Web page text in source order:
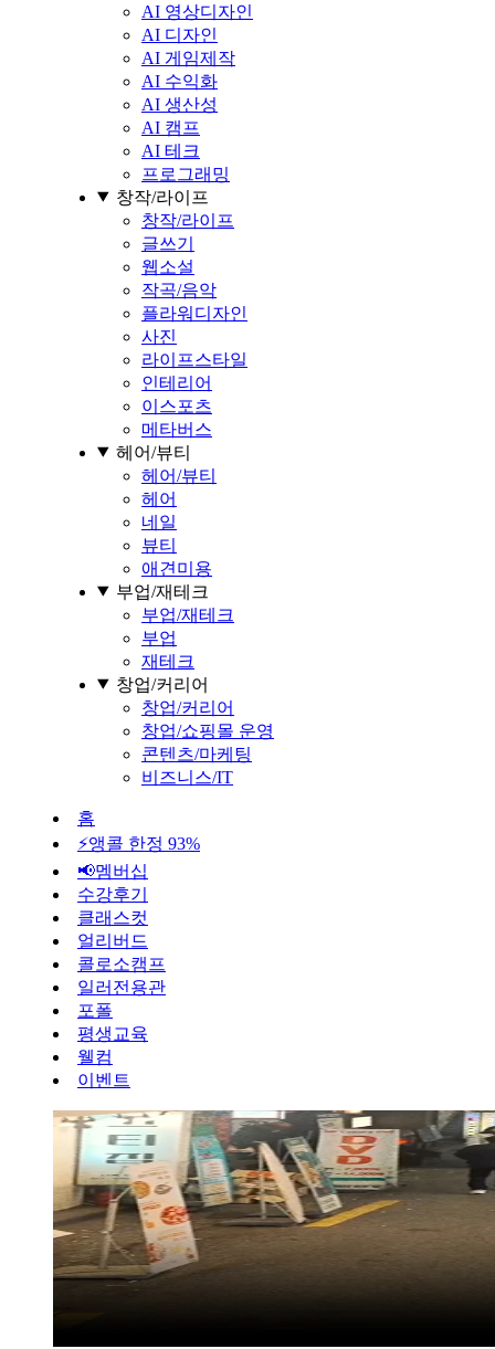
AI 영상디자인
AI 디자인
AI 게임제작
AI 수익화
AI 생산성
AI 캠프
AI 테크
프로그래밍
창작/라이프
창작/라이프
글쓰기
웹소설
작곡/음악
플라워디자인
사진
라이프스타일
인테리어
이스포츠
메타버스
헤어/뷰티
헤어/뷰티
헤어
네일
뷰티
애견미용
부업/재테크
부업/재테크
부업
재테크
창업/커리어
창업/커리어
창업/쇼핑몰 운영
콘텐츠/마케팅
비즈니스/IT
홈
⚡앵콜 한정 93%
📢멤버십
수강후기
클래스컷
얼리버드
콜로소캠프
일러전용관
포폴
평생교육
웰컴
이벤트